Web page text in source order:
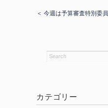
＜ 今週は予算審査特別委
カテゴリー